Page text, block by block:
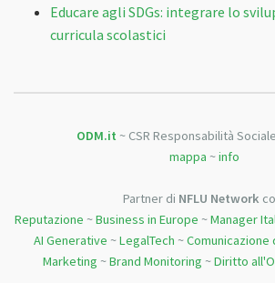
Educare agli SDGs: integrare lo
curricula scolastici
ODM.it ~ CSR Responsabilità
mappa ~info
Partner di NFLU Network
Reputazione ~Business in Europe ~Manager
AI Generative ~LegalTech ~Comunicazione
Marketing ~Brand Monitoring ~Diritto